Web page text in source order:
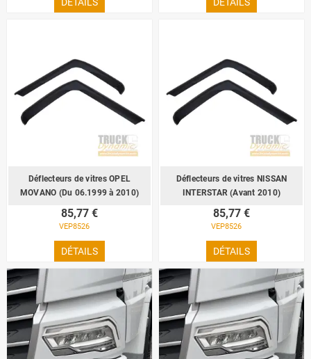
Déflecteurs de vitres OPEL
MOVANO (Du 06.1999 à 2010)
85,77 €
VEP8526
DÉTAILS
Déflecteurs de vitres NISSAN
INTERSTAR (Avant 2010)
85,77 €
VEP8526
DÉTAILS